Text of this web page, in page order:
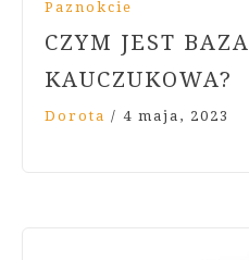
Paznokcie
CZYM JEST BAZA
KAUCZUKOWA?
Dorota / 4 maja, 2023